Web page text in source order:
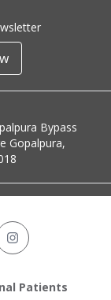
Bypass
Gopalpura,
Patients